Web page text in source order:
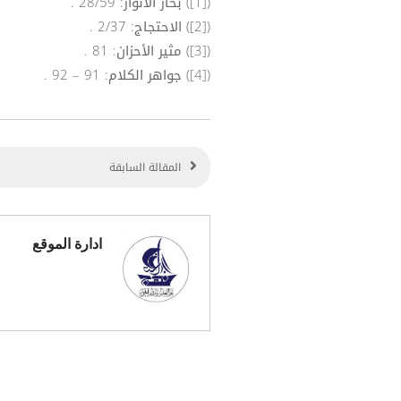
([2]) الاحتجاج: 2/37 .
([3]) مثير الأحزان: 81 .
([4]) جواهر الكلام: 91 – 92 .
المقالة السابقة
ادارة الموقع